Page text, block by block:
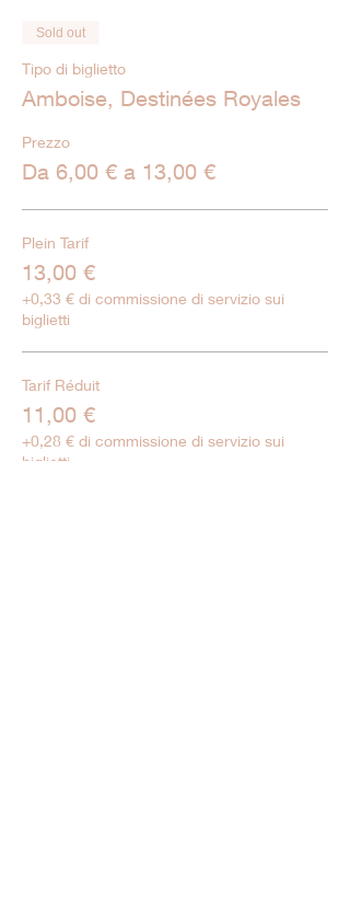
Sold out
Tipo di biglietto
Amboise, Destinées Royales
Prezzo
Da 6,00 € a 13,00 €
Plein Tarif
13,00 €
+0,33 € di commissione di servizio sui
biglietti
Tarif Réduit
11,00 €
+0,28 € di commissione di servizio sui
biglietti